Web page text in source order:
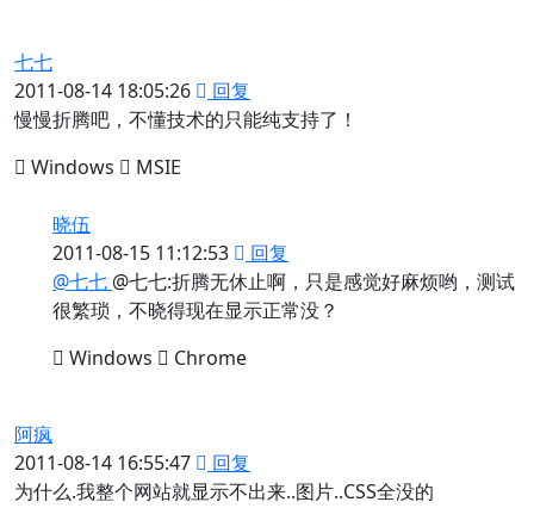
七七
2011-08-14 18:05:26
回复
慢慢折腾吧，不懂技术的只能纯支持了！
Windows
MSIE
晓伍
2011-08-15 11:12:53
回复
@七七 @七七:折腾无休止啊，只是感觉好麻烦哟，测试
很繁琐，不晓得现在显示正常没？
Windows
Chrome
阿疯
2011-08-14 16:55:47
回复
为什么.我整个网站就显示不出来..图片..CSS全没的